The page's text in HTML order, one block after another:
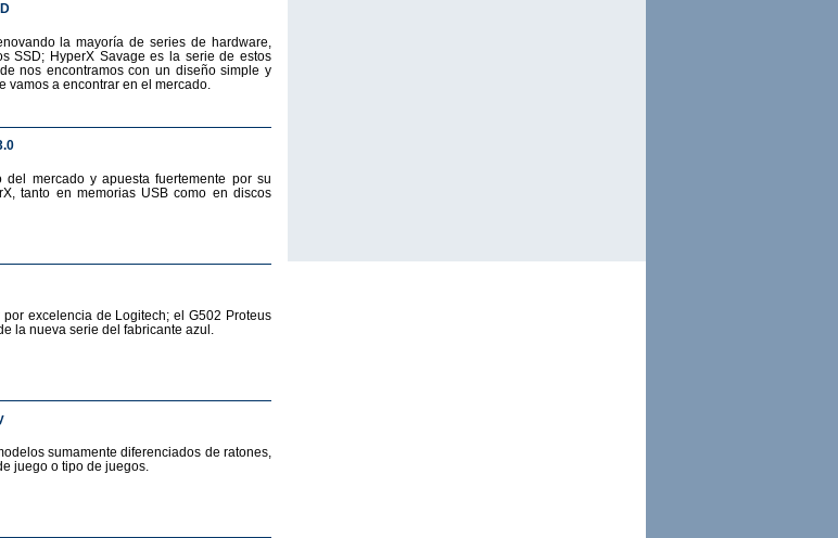
la mayoría de series de hardware,
SSD; HyperX Savage es la serie de estos
nos encontramos con un diseño simple y
vamos a encontrar en el mercado.
del mercado y apuesta fuertemente por su
tanto en memorias USB como en discos
excelencia de Logitech; el G502 Proteus
la nueva serie del fabricante azul.
sumamente diferenciados de ratones,
juego o tipo de juegos.